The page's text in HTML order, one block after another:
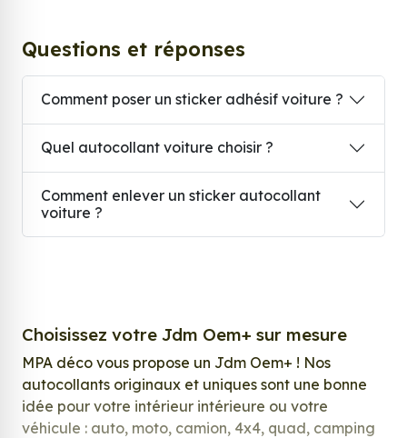
Questions et réponses
Comment poser un sticker adhésif voiture ?
Quel autocollant voiture choisir ?
Comment enlever un sticker autocollant
voiture ?
Choisissez votre Jdm Oem+ sur mesure
MPA déco vous propose un Jdm Oem+ ! Nos
autocollants originaux et uniques sont une bonne
idée pour votre intérieur intérieure ou votre
véhicule : auto, moto, camion, 4x4, quad, camping